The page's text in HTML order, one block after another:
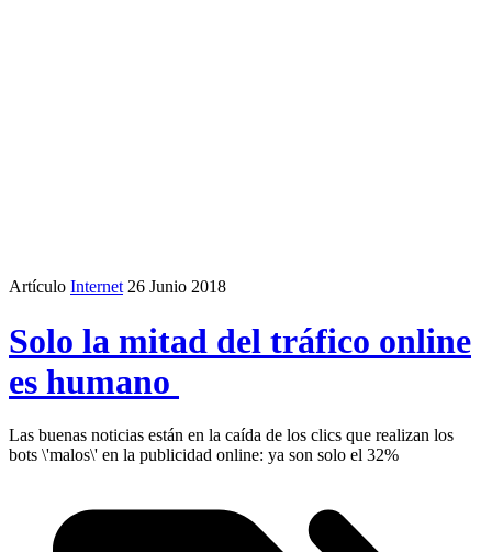
Artículo Internet 26 Junio 2018
Solo la mitad del tráfico online
es humano
Las buenas noticias están en la caída de los clics que realizan los
bots \'malos\' en la publicidad online: ya son solo el 32%